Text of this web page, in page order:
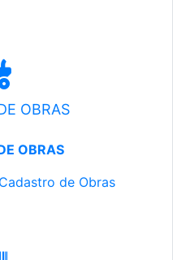
OBRAS
OBRAS
de Obras